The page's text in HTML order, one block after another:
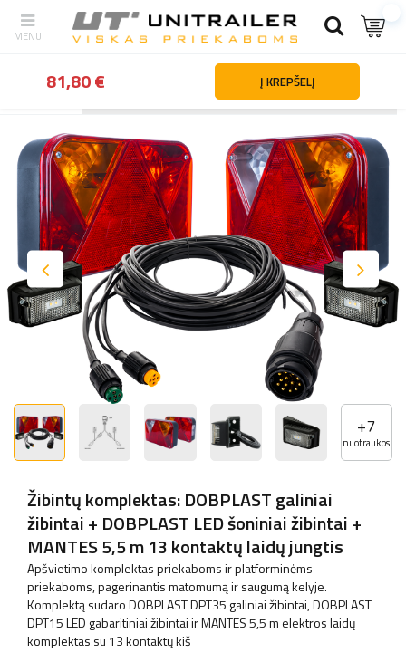
Apšvietimas ir elektros dalys Apšvietimo rinkiniai
+7
nuotraukos
Žibintų komplektas: DOBPLAST galiniai
žibintai + DOBPLAST LED šoniniai žibintai +
MANTES 5,5 m 13 kontaktų laidų jungtis
Apšvietimo komplektas priekaboms ir platforminėms
priekaboms, pagerinantis matomumą ir saugumą kelyje.
Komplektą sudaro DOBPLAST DPT35 galiniai žibintai, DOBPLAST
DPT15 LED gabaritiniai žibintai ir MANTES 5,5 m elektros laidų
komplektas su 13 kontaktų kiš
81,80 € Į KREPŠELĮ